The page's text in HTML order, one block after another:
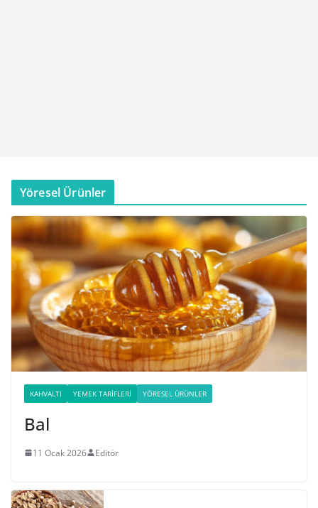
Yöresel Ürünler
KAHVALTI YEMEK TARIFLERI YÖRESEL ÜRÜNLER
Bal
11 Ocak 2026 Editör